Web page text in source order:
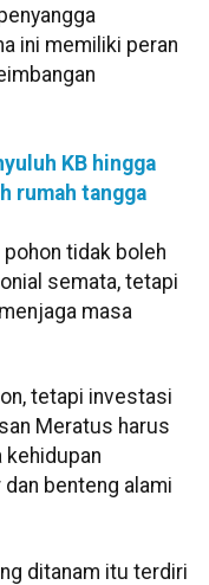
ini memiliki peran
KB hingga
rumah tangga
pohon tidak boleh
semata, tetapi
masa
tetapi investasi
Meratus harus
kehidupan
benteng alami
ditanam itu terdiri